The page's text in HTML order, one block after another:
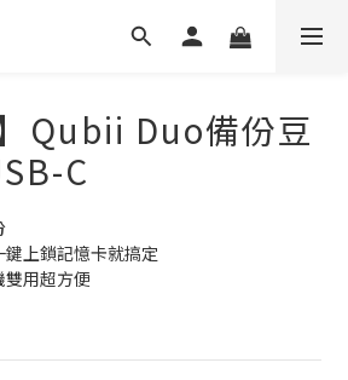
Qubii Duo備份豆
C
上鎖記憶卡就搞定
用超方便